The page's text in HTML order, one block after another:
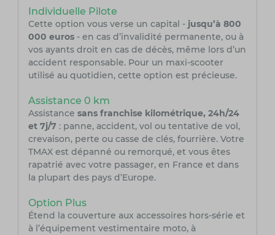
Individuelle Pilote
Cette option vous verse un capital - jusqu’à 800
000 euros- en cas d’invalidité permanente, ou à
vos ayants droit en cas de décès, même lors d’un
accident responsable. Pour un maxi-scooter
utilisé au quotidien, cette option est précieuse.
Assistance 0 km
Assistance sans franchise kilométrique, 24h/24
et 7j/7 : panne, accident, vol ou tentative de vol,
crevaison, perte ou casse de clés, fourrière. Votre
TMAX est dépanné ou remorqué, et vous êtes
rapatrié avec votre passager, en France et dans
la plupart des pays d’Europe.
Option Plus
Étend la couverture aux accessoires hors-série et
à l’équipement vestimentaire moto, à